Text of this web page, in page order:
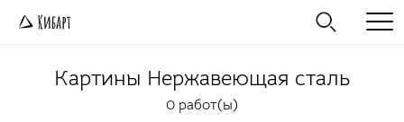
Картины Нержавеющая сталь
0 работ(ы)